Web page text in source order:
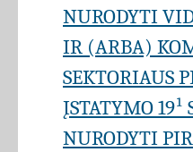
NURODYTI
IR (ARBA)
SEKTORIAUS
ĮSTATYMO 19¹
NURODYTI